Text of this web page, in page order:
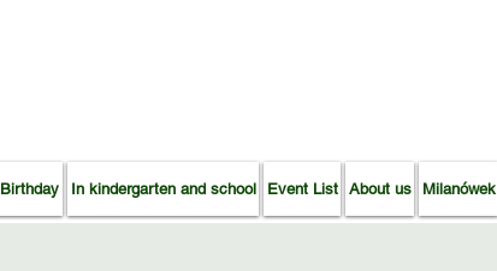
Birthday In kindergarten and school Event List About us Milanówek